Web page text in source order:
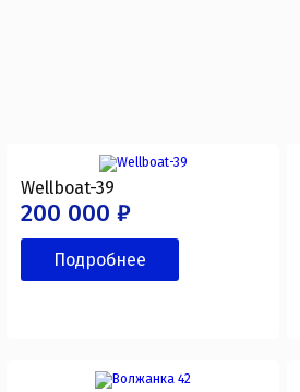
Wellboat-39
200 000 ₽
Подробнее